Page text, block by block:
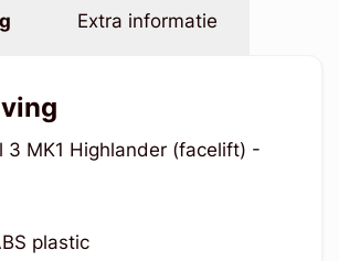
Extra informatie
3 MK1 Highlander (facelift) -
plastic